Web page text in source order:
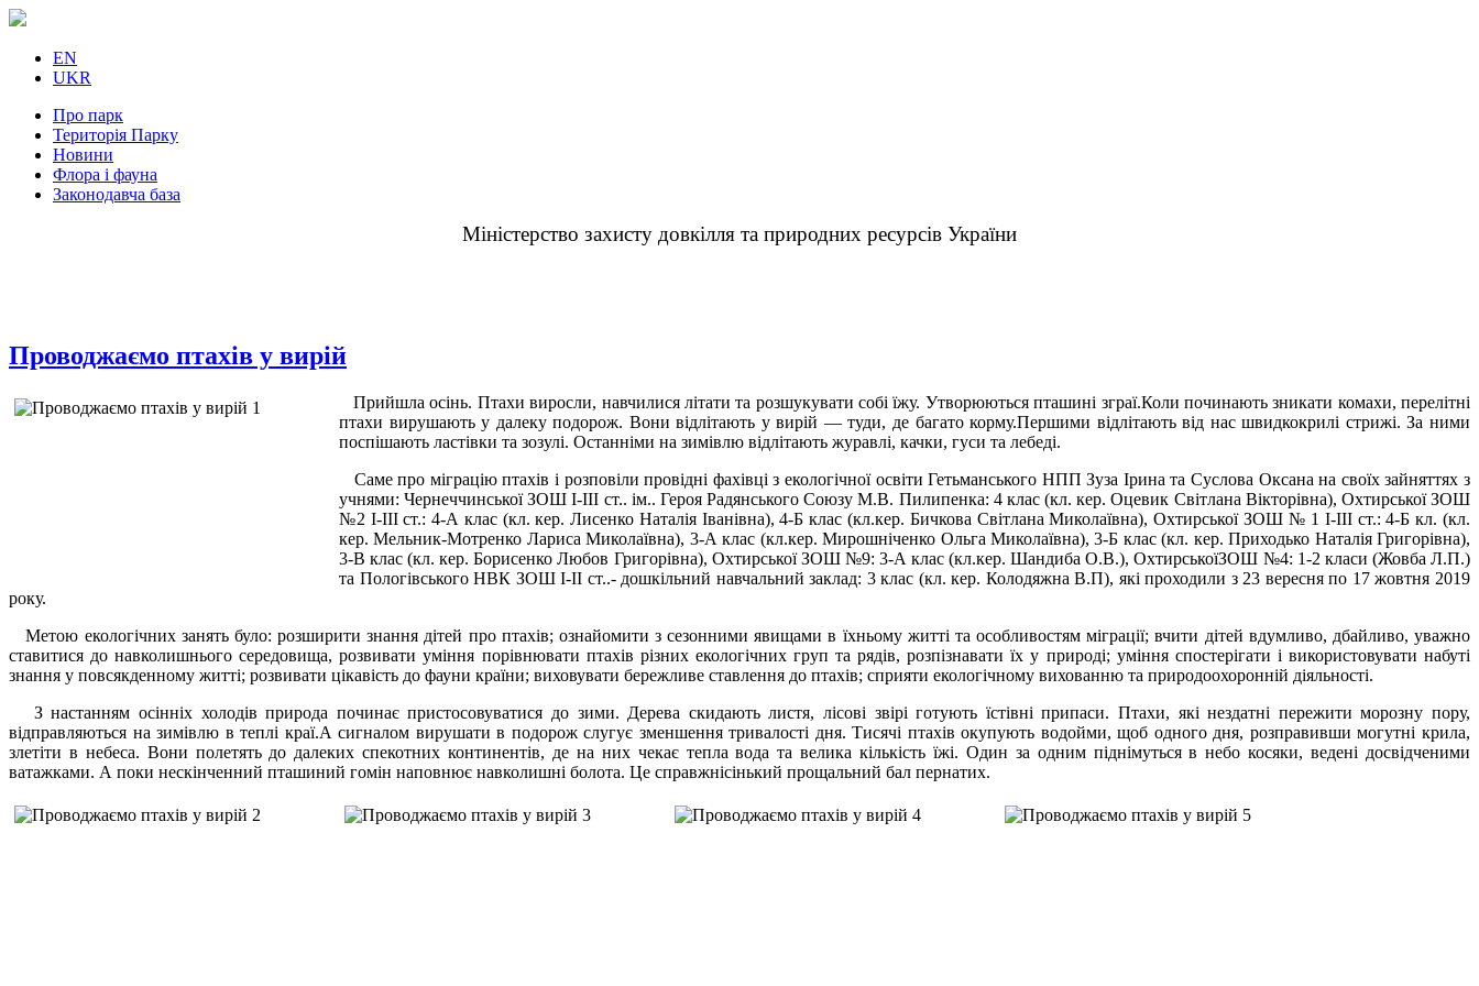
EN
UKR
Про парк
Територія Парку
Новини
Флора і фауна
Законодавча база
Міністерство захисту довкілля та природних ресурсів України
Проводжаємо птахів у вирій
Прийшла осінь. Птахи виросли, навчилися літати та розшукувати собі їжу. Утворюються пташині зграї.Коли починають зникати комахи, перелітні
птахи вирушають у далеку подорож. Вони відлітають у вирій — туди, де багато корму.Першими відлітають від нас швидкокрилі стрижі. За ними
поспішають ластівки та зозулі. Останніми на зимівлю відлітають журавлі, качки, гуси та лебеді.
Саме про міграцію птахів і розповіли провідні фахівці з екологічної освіти Гетьманського НПП Зуза Ірина та Суслова Оксана на своїх зайняттях з
учнями: Чернеччинської ЗОШ І-ІІІ ст.. ім.. Героя Радянського Союзу М.В. Пилипенка: 4 клас (кл. кер. Оцевик Світлана Вікторівна), Охтирської ЗОШ
№2 І-ІІІ ст.: 4-А клас (кл. кер. Лисенко Наталія Іванівна), 4-Б клас (кл.кер. Бичкова Світлана Миколаївна), Охтирської ЗОШ № 1 І-ІІІ ст.: 4-Б кл. (кл.
кер. Мельник-Мотренко Лариса Миколаївна), 3-А клас (кл.кер. Мирошніченко Ольга Миколаївна), 3-Б клас (кл. кер. Приходько Наталія Григорівна),
3-В клас (кл. кер. Борисенко Любов Григорівна), Охтирської ЗОШ №9: 3-А клас (кл.кер. Шандиба О.В.), ОхтирськоїЗОШ №4: 1-2 класи (Жовба Л.П.)
та Пологівського НВК ЗОШ І-ІІ ст..- дошкільний навчальний заклад: 3 клас (кл. кер. Колодяжна В.П), які проходили з 23 вересня по 17 жовтня 2019
року.
Метою екологічних занять було: розширити знання дітей про птахів; ознайомити з сезонними явищами в їхньому житті та особливостям міграції; вчити дітей вдумливо, дбайливо, уважно
ставитися до навколишнього середовища, розвивати уміння порівнювати птахів різних екологічних груп та рядів, розпізнавати їх у природі; уміння спостерігати і використовувати набуті
знання у повсякденному житті; розвивати цікавість до фауни країни; виховувати бережливе ставлення до птахів; сприяти екологічному вихованню та природоохоронній діяльності.
З настанням осінніх холодів природа починає пристосовуватися до зими. Дерева скидають листя, лісові звірі готують їстівні припаси. Птахи, які нездатні пережити морозну пору,
відправляються на зимівлю в теплі краї.А сигналом вирушати в подорож слугує зменшення тривалості дня. Тисячі птахів окупують водойми, щоб одного дня, розправивши могутні крила,
злетіти в небеса. Вони полетять до далеких спекотних континентів, де на них чекає тепла вода та велика кількість їжі. Один за одним піднімуться в небо косяки, ведені досвідченими
ватажками. А поки нескінченний пташиний гомін наповнює навколишні болота. Це справжнісінький прощальний бал пернатих.